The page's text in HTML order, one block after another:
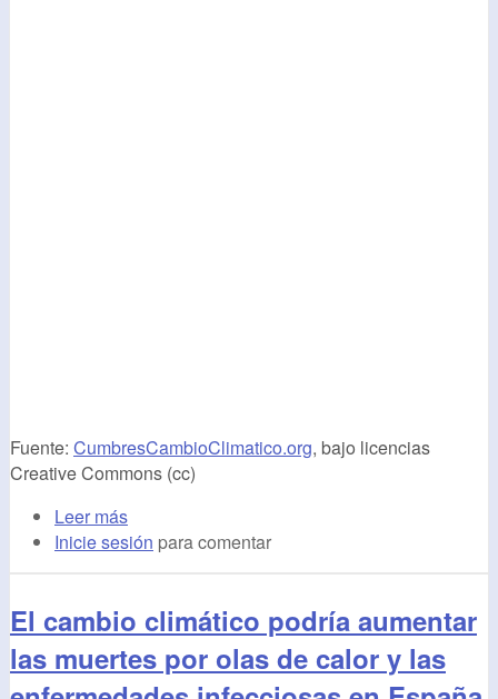
Fuente: CumbresCambioClimatico.org, bajo licencias
Creative Commons (cc)
Leer más
Inicie sesión para comentar
El cambio climático podría aumentar
las muertes por olas de calor y las